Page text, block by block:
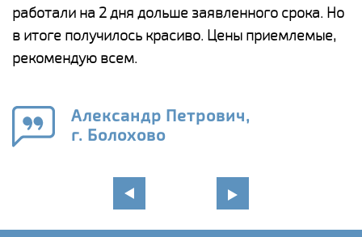
работали на 2 дня дольше заявленного срока. Но
в итоге получилось красиво. Цены приемлемые,
рекомендую всем.
Александр Петрович,
г. Болохово